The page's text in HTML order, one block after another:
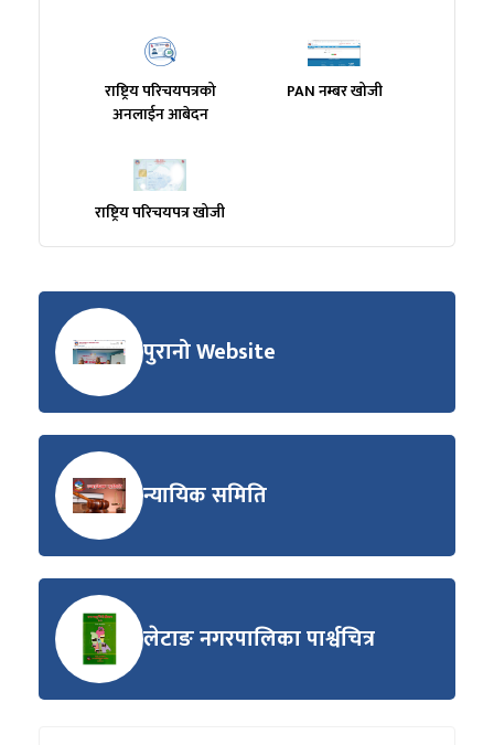
राष्ट्रिय परिचयपत्रको
अनलाईन आबेदन
PAN नम्बर खोजी
राष्ट्रिय परिचयपत्र खोजी
पुरानो Website
न्यायिक समिति
लेटाङ नगरपालिका पार्श्वचित्र